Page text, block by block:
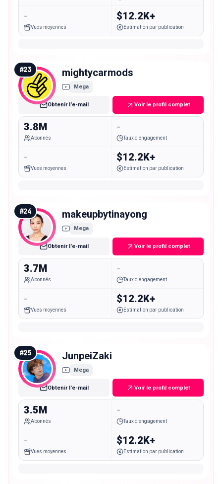
-
Vues moyennes
$12.2K+
Estimation par publication
#23 mightycarmods
Mega
Obtenir l'e-mail Voir le profil complet
3.8M
Abonnés
-
Taux d'engagement
-
Vues moyennes
$12.2K+
Estimation par publication
#24 makeupbytinayong
Mega
Obtenir l'e-mail Voir le profil complet
3.7M
Abonnés
-
Taux d'engagement
-
Vues moyennes
$12.2K+
Estimation par publication
#25 JunpeiZaki
Mega
Obtenir l'e-mail Voir le profil complet
3.5M
Abonnés
-
Taux d'engagement
-
Vues moyennes
$12.2K+
Estimation par publication